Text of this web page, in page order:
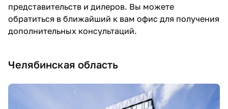
представительств и дилеров. Вы можете
обратиться в ближайший к вам офис для получения
дополнительных консультаций.
Челябинская область